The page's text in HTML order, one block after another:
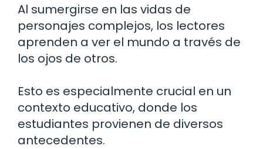
Al sumergirse en las vidas de
personajes complejos, los lectores
aprenden a ver el mundo a través de
los ojos de otros.
Esto es especialmente crucial en un
contexto educativo, donde los
estudiantes provienen de diversos
antecedentes.